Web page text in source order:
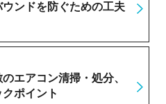
ンドを防ぐための工夫
エアコン清掃・処分、
ポイント